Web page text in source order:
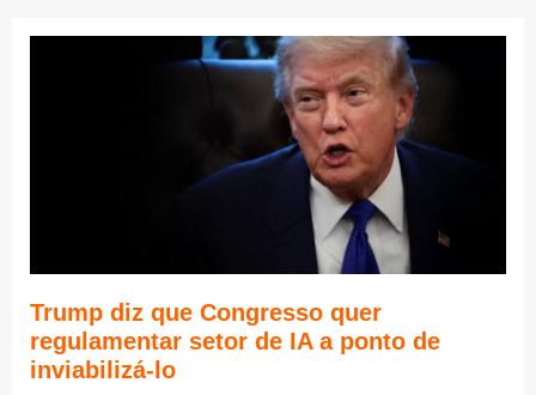
Trump diz que Congresso quer
regulamentar setor de IA a ponto de
inviabilizá-lo